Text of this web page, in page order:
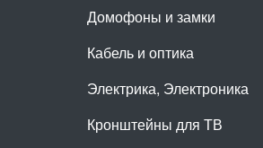
Домофоны и замки
Кабель и оптика
Электрика, Электроника
Кронштейны для ТВ